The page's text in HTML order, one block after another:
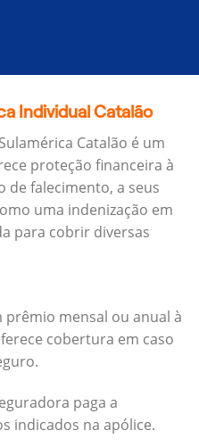
Individual Catalão
Catalão é um
proteção financeira à
de falecimento, a seus
uma indenização em
para cobrir diversas
prêmio mensal ou anual à
cobertura em caso
paga a
indicados na apólice.